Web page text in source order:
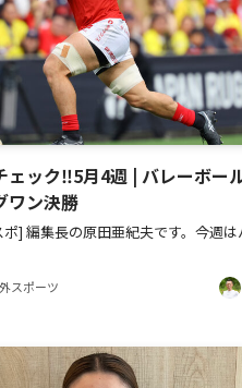
ック‼5月4週 | バレーボール
ワン決勝
] 編集長の原田亜紀夫です。今週は
スポーツ